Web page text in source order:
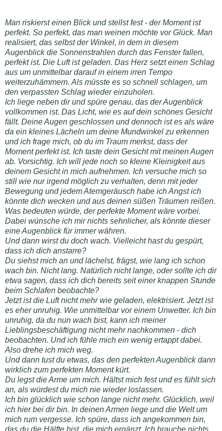
Man riskierst einen Blick und stellst fest - der Moment ist
perfekt. So perfekt, das man weinen möchte vor Glück. Man
realisiert, das selbst der Winkel, in dem in diesem
Augenblick die Sonnenstrahlen durch das Fenster fallen,
perfekt ist. Die Luft ist geladen. Das Herz setzt einen Schlag
aus um unmittelbar darauf in einem irren Tempo
weiterzuhämmern. Als müsste es so schnell schlagen, um
den verpassten Schlag wieder einzuholen.
Ich liege neben dir und spüre genau, das der Augenblick
vollkommen ist. Das Licht, wie es auf dein schönes Gesicht
fällt. Deine Augen geschlossen und dennoch ist es als wäre
da ein kleines Lächeln um deine Mundwinkel zu erkennen
und ich frage mich, ob du im Traum merkst, dass der
Moment perfekt ist. Ich taste dein Gesicht mit meinen Augen
ab. Vorsichtig. Ich will jede noch so kleine Kleinigkeit aus
deinem Gesicht in mich aufnehmen. Ich versuche mich so
still wie nur irgend möglich zu verhalten, denn mit jeder
Bewegung und jedem Atemgeräusch habe ich Angst ich
könnte dich wecken und aus deinen süßen Träumen reißen.
Was bedeuten würde, der perfekte Moment wäre vorbei.
Dabei wünsche ich mir nichts sehnlicher, als könnte dieser
eine Augenblick für immer währen.
Und dann wirst du doch wach. Vielleicht hast du gespürt,
dass ich dich anstarre?
Du siehst mich an und lächelst, frägst, wie lang ich schon
wach bin. Nicht lang. Natürlich nicht lange, oder sollte ich dir
etwa sagen, dass ich dich bereits seit einer knappen Stunde
beim Schlafen beobachte?
Jetzt ist die Luft nicht mehr wie geladen, elektrisiert. Jetzt ist
es eher unruhig. Wie unmittelbar vor einem Unwetter. Ich bin
unruhig, da du nun wach bist, kann ich meiner
Lieblingsbeschäftigung nicht mehr nachkommen - dich
beobachten. Und ich fühle mich ein wenig ertappt dabei.
Also drehe ich mich weg.
Und dann tust du etwas, das den perfekten Augenblick dann
wirklich zum perfekten Moment kürt.
Du legst die Arme um mich. Hältst mich fest und es fühlt sich
an, als würdest du mich nie wieder loslassen.
Ich bin glücklich wie schon lange nicht mehr. Glücklich, weil
ich hier bei dir bin. In deinen Armen liege und die Welt um
mich rum vergesse. Ich spüre, dass ich angekommen bin,
das du die Hälfte bist, die mich ergänzt. Ich brauche nichts